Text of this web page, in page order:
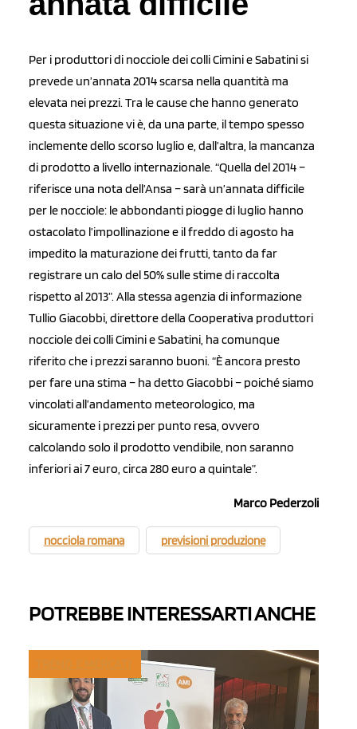
Per i produttori di nocciole dei colli Cimini e Sabatini si
prevede un’annata 2014 scarsa nella quantità ma
elevata nei prezzi. Tra le cause che hanno generato
questa situazione vi è, da una parte, il tempo spesso
inclemente dello scorso luglio e, dall’altra, la mancanza
di prodotto a livello internazionale. “Quella del 2014 –
riferisce una nota dell’Ansa – sarà un’annata difficile
per le nocciole: le abbondanti piogge di luglio hanno
ostacolato l’impollinazione e il freddo di agosto ha
impedito la maturazione dei frutti, tanto da far
registrare un calo del 50% sulle stime di raccolta
rispetto al 2013”. Alla stessa agenzia di informazione
Tullio Giacobbi, direttore della Cooperativa produttori
nocciole dei colli Cimini e Sabatini, ha comunque
riferito che i prezzi saranno buoni. “È ancora presto
per fare una stima – ha detto Giacobbi – poiché siamo
vincolati all’andamento meteorologico, ma
sicuramente i prezzi per punto resa, ovvero
calcolando solo il prodotto vendibile, non saranno
inferiori ai 7 euro, circa 280 euro a quintale”.
Marco Pederzoli
nocciola romana previsioni produzione
POTREBBE INTERESSARTI ANCHE